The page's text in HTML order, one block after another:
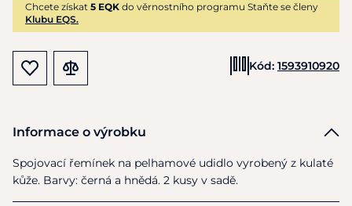
Chcete získat 5 EQK do věrnostního programu Staňte se členy
Klubu EQS.
Kód: 1593910920
Informace o výrobku
Spojovací řemínek na pelhamové udidlo vyrobený z kulaté
kůže. Barvy: černá a hnědá. 2 kusy v sadě.